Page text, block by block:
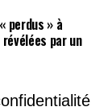
perdus » à
par un